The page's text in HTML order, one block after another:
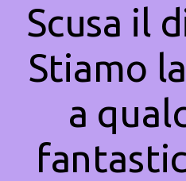
Scusa il
Stiamo
a